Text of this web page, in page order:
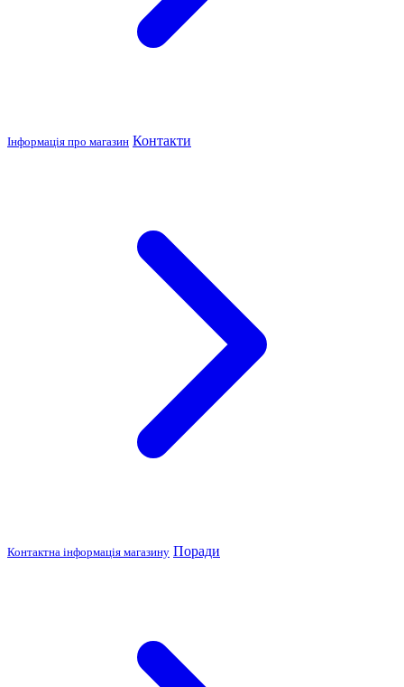
Інформація про магазин Контакти
Контактна інформація магазину Поради